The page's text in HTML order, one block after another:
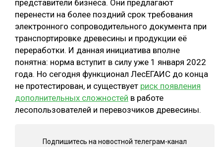
представители бизнеса. Они предлагают
перенести на более поздний срок требования
электронного сопроводительного документа при
транспортировке древесины и продукции её
переработки. И данная инициатива вполне
понятна: норма вступит в силу уже 1 января 2022
года. Но сегодня функционал ЛесЕГАИС до конца
не протестирован, и существует риск появления
дополнительных сложностей в работе
лесопользователей и перевозчиков древесины.
Подпишитесь на новостной телеграм-канал